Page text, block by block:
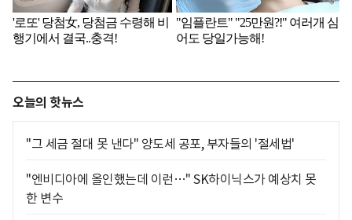
오늘의 핫뉴스
"그 세금 절대 못 낸다" 양도세 공포, 부자들의 '절세법'
"엔비디아에 올인했는데 이런…" SK하이닉스가 예상치 못
한 변수